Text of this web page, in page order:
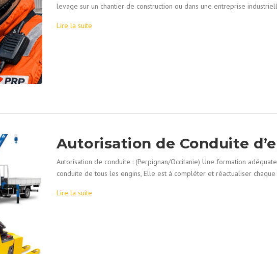
levage sur un chantier de construction ou dans une entreprise
Lire la suite
Autorisation de Conduite
Autorisation de conduite : (Perpignan/Occitanie) Une formation
conduite de tous les engins, Elle est à compléter et réactualiser
Lire la suite